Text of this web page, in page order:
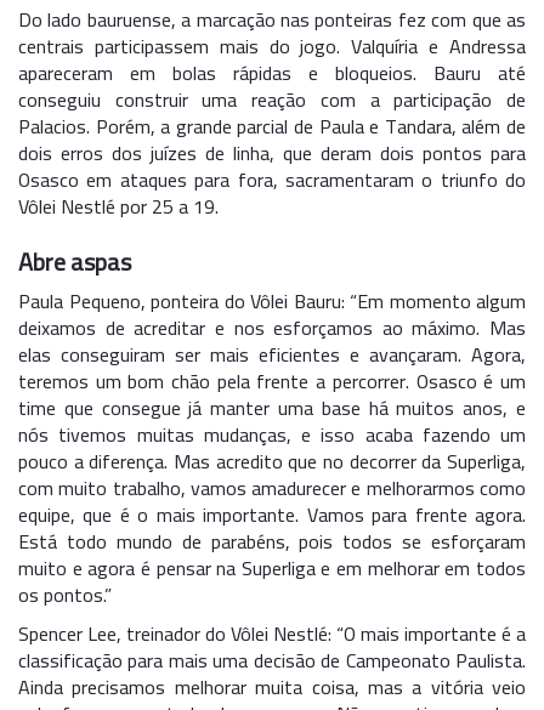
Do lado bauruense, a marcação nas ponteiras fez com que as
centrais participassem mais do jogo. Valquíria e Andressa
apareceram em bolas rápidas e bloqueios. Bauru até
conseguiu construir uma reação com a participação de
Palacios. Porém, a grande parcial de Paula e Tandara, além de
dois erros dos juízes de linha, que deram dois pontos para
Osasco em ataques para fora, sacramentaram o triunfo do
Vôlei Nestlé por 25 a 19.
Abre aspas
Paula Pequeno, ponteira do Vôlei Bauru: “Em momento algum
deixamos de acreditar e nos esforçamos ao máximo. Mas
elas conseguiram ser mais eficientes e avançaram. Agora,
teremos um bom chão pela frente a percorrer. Osasco é um
time que consegue já manter uma base há muitos anos, e
nós tivemos muitas mudanças, e isso acaba fazendo um
pouco a diferença. Mas acredito que no decorrer da Superliga,
com muito trabalho, vamos amadurecer e melhorarmos como
equipe, que é o mais importante. Vamos para frente agora.
Está todo mundo de parabéns, pois todos se esforçaram
muito e agora é pensar na Superliga e em melhorar em todos
os pontos.”
Spencer Lee, treinador do Vôlei Nestlé: “O mais importante é a
classificação para mais uma decisão de Campeonato Paulista.
Ainda precisamos melhorar muita coisa, mas a vitória veio